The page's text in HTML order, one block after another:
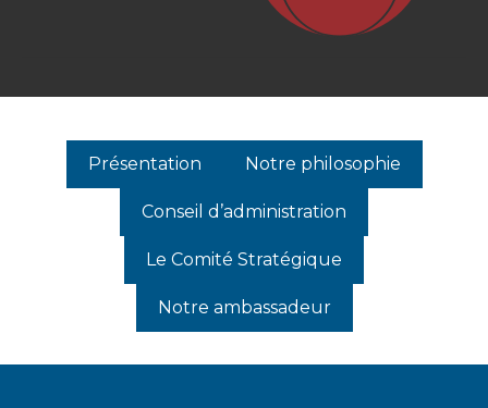
Présentation Notre philosophie
Conseil d’administration
Le Comité Stratégique
Notre ambassadeur